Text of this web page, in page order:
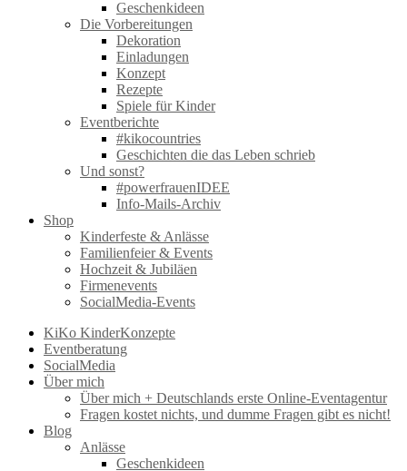
Geschenkideen
Die Vorbereitungen
Dekoration
Einladungen
Konzept
Rezepte
Spiele für Kinder
Eventberichte
#kikocountries
Geschichten die das Leben schrieb
Und sonst?
#powerfrauenIDEE
Info-Mails-Archiv
Shop
Kinderfeste & Anlässe
Familienfeier & Events
Hochzeit & Jubiläen
Firmenevents
SocialMedia-Events
KiKo KinderKonzepte
Eventberatung
SocialMedia
Über mich
Über mich + Deutschlands erste Online-Eventagentur
Fragen kostet nichts, und dumme Fragen gibt es nicht!
Blog
Anlässe
Geschenkideen